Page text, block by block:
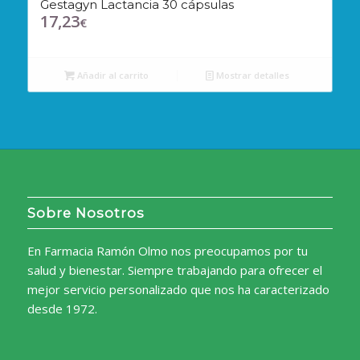
Gestagyn Lactancia 30 cápsulas
17,23€
Añadir al carrito Mostrar detalles
Sobre Nosotros
En Farmacia Ramón Olmo nos preocupamos por tu
salud y bienestar. Siempre trabajando para ofrecer el
mejor servicio personalizado que nos ha caracterizado
desde 1972.